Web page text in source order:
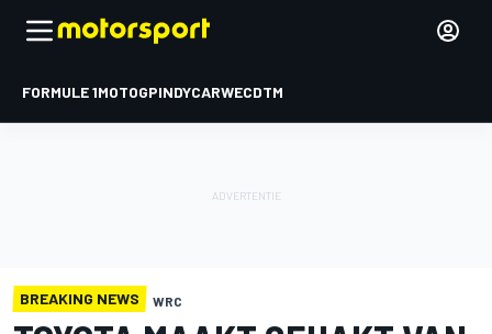
FORMULE 1MOTOGPINDYCARWECDTM
BREAKING NEWS WRC